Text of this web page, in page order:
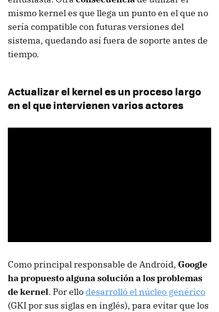
mismo kernel es que llega un punto en el que no
sería compatible con futuras versiones del
sistema, quedando así fuera de soporte antes de
tiempo.
Actualizar el kernel es un proceso largo
en el que intervienen varios actores
Como principal responsable de Android, Google
ha propuesto alguna solución a los problemas
de kernel. Por ello desarrolló el núcleo genérico
(GKI por sus siglas en inglés), para evitar que los